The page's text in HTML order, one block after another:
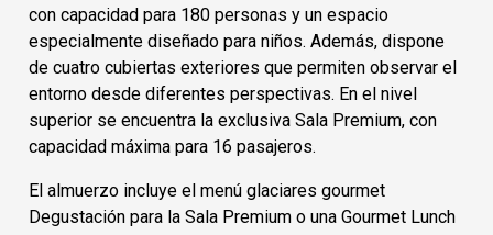
con capacidad para 180 personas y un espacio
especialmente diseñado para niños. Además, dispone
de cuatro cubiertas exteriores que permiten observar el
entorno desde diferentes perspectivas. En el nivel
superior se encuentra la exclusiva Sala Premium, con
capacidad máxima para 16 pasajeros.
El almuerzo incluye el menú glaciares gourmet
Degustación para la Sala Premium o una Gourmet Lunch